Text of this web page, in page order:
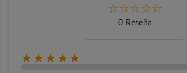
0 Reseña
★★★★★